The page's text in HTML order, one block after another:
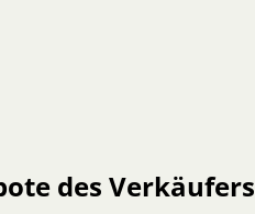
des Verkäufers